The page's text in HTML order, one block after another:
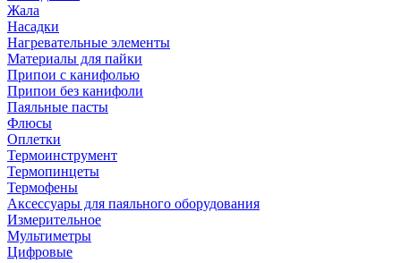
Жала
Насадки
Нагревательные элементы
Материалы для пайки
Припои с канифолью
Припои без канифоли
Паяльные пасты
Флюсы
Оплетки
Термоинструмент
Термопинцеты
Термофены
Аксессуары для паяльного оборудования
Измерительное
Мультиметры
Цифровые